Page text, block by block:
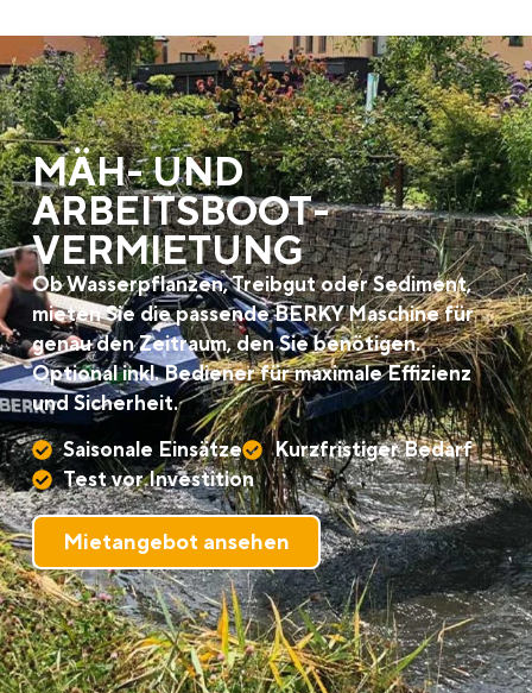
MÄH- UND
ARBEITSBOOT­
VERMIETUNG
Ob Wasserpflanzen, Treibgut oder Sediment,
mieten Sie die passende BERKY Maschine für
genau den Zeitraum, den Sie benötigen.
Optional inkl. Bediener für maximale Effizienz
und Sicherheit.
Saisonale Einsätze
Kurzfristiger Bedarf
Test vor Investition
Mietangebot ansehen